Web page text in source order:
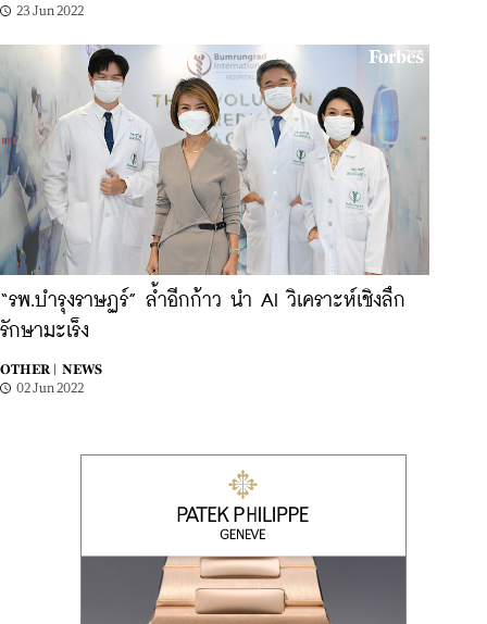
23 Jun 2022
“รพ.บำรุงราษฏร์” ล้ำอีกก้าว นำ AI วิเคราะห์เชิงลึก
รักษามะเร็ง
OTHER |
NEWS
02 Jun 2022